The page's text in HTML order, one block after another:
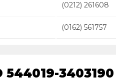
(0212) 261608
(0162) 561757
3403190